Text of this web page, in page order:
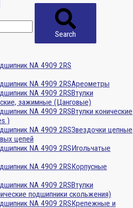
Search
Ареометры
Втулки
зажимные (Цанговые)
Втулки конические
)
Звездочки цепные
цепей
Игольчатые
Корпусные
Втулки
подшипники скольжения)
Крепежные и